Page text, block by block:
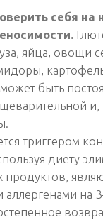
себя на
яйца, овощи
быть
и,
триггером
диету
продуктов,
на